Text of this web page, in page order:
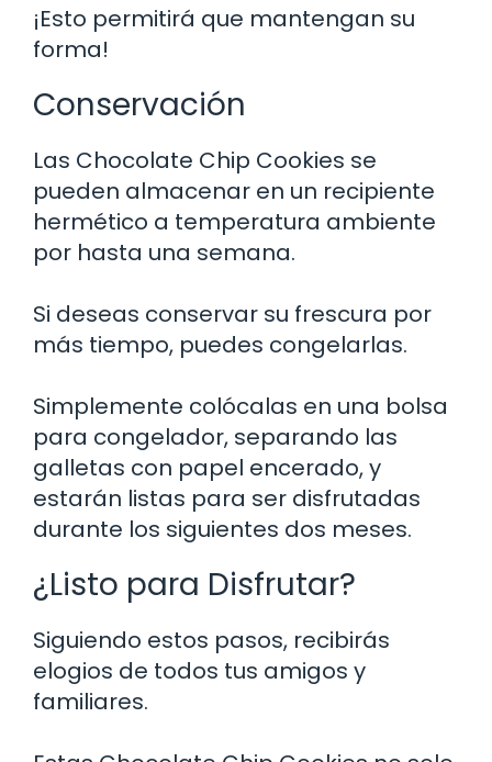
¡Esto permitirá que mantengan su
forma!
Conservación
Las Chocolate Chip Cookies se
pueden almacenar en un recipiente
hermético a temperatura ambiente
por hasta una semana.
Si deseas conservar su frescura por
más tiempo, puedes congelarlas.
Simplemente colócalas en una bolsa
para congelador, separando las
galletas con papel encerado, y
estarán listas para ser disfrutadas
durante los siguientes dos meses.
¿Listo para Disfrutar?
Siguiendo estos pasos, recibirás
elogios de todos tus amigos y
familiares.